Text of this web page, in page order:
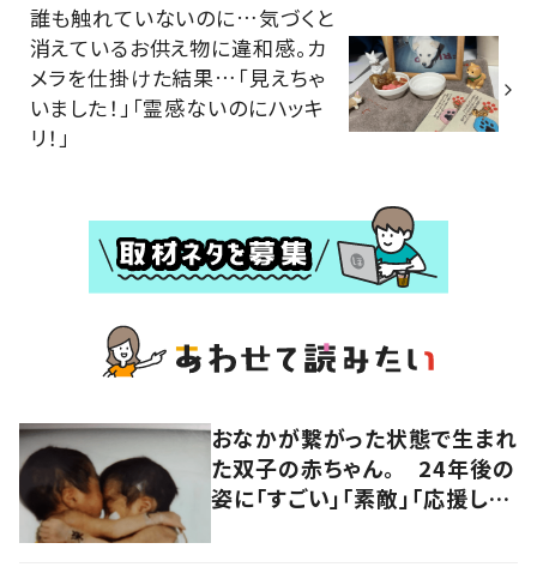
誰も触れていないのに…気づくと
消えているお供え物に違和感。カ
メラを仕掛けた結果…「見えちゃ
いました！」「霊感ないのにハッキ
リ！」
おなかが繋がった状態で生まれ
た双子の赤ちゃん。 24年後の
姿に「すごい」「素敵」「応援して